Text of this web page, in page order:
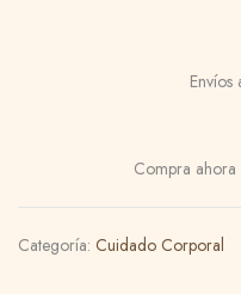
Compra ahora
Categoría: Cuidado Corporal
Guarda mi
web en
vez que